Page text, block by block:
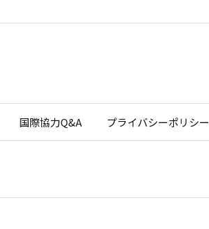
国際協力Q&A プライバシーポリシー